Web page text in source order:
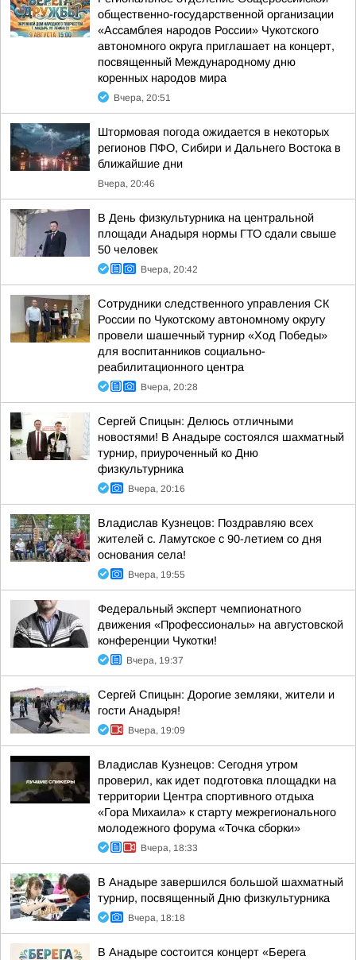
общественно-государственной организации
«Ассамблея народов России» Чукотского
автономного округа приглашает на концерт,
посвященный Международному дню
коренных народов мира
Вчера, 20:51
Штормовая погода ожидается в некоторых
регионов ПФО, Сибири и Дальнего Востока в
ближайшие дни
Вчера, 20:46
В День физкультурника на центральной
площади Анадыря нормы ГТО сдали свыше
50 человек
Вчера, 20:42
Сотрудники следственного управления СК
России по Чукотскому автономному округу
провели шашечный турнир «Ход Победы»
для воспитанников социально-
реабилитационного центра
Вчера, 20:28
Сергей Спицын: Делюсь отличными
новостями! В Анадыре состоялся шахматный
турнир, приуроченный ко Дню
физкультурника
Вчера, 20:16
Владислав Кузнецов: Поздравляю всех
жителей с. Ламутское с 90-летием со дня
основания села!
Вчера, 19:55
Федеральный эксперт чемпионатного
движения «Профессионалы» на августовской
конференции Чукотки!
Вчера, 19:37
Сергей Спицын: Дорогие земляки, жители и
гости Анадыря!
Вчера, 19:09
Владислав Кузнецов: Сегодня утром
проверил, как идет подготовка площадки на
территории Центра спортивного отдыха
«Гора Михаила» к старту межрегионального
молодежного форума «Точка сборки»
Вчера, 18:33
В Анадыре завершился большой шахматный
турнир, посвященный Дню физкультурника
Вчера, 18:18
В Анадыре состоится концерт «Берега